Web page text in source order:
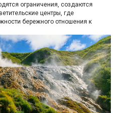
ограничения, создаются
центры, где
бережного отношения к